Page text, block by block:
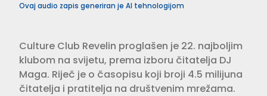
Ovaj audio zapis generiran je AI tehnologijom
Culture Club Revelin proglašen je 22. najboljim
klubom na svijetu, prema izboru čitatelja DJ
Maga. Riječ je o časopisu koji broji 4.5 milijuna
čitatelja i pratitelja na društvenim mrežama.